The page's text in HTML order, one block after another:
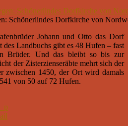
Schönerlindes Dorfkirche von
Johann und Otto das Dorf
Landbuchs gibt es 48 Hufen – fast
Brüder. Und das bleibt so bis zur
der Zisterzienseräbte mehrt sich der
zwischen 1450, der Ort wird damals
von 50 auf 72 Hufen.